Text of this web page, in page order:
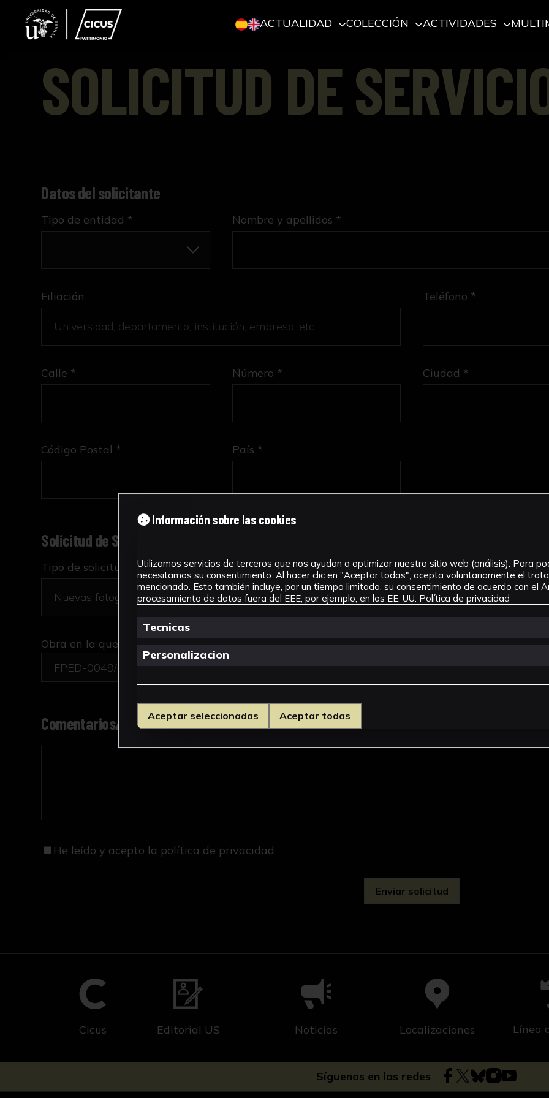
ACTUALIDAD COLECCIÓN ACTIVIDADES
SOLICITUD DE
Datos del solicitante
Tipo de entidad * Nombre y apellidos *
Filiación Teléfono *
Calle * Número * Ciudad *
Código Postal * País *
Solicitud de Servicio
Tipo de solicitud *
Obra en la que está interesado/a
FPED-0049/Pizarra
Comentarios/motivo de la solicitud *
He leído y acepto la política de privacidad
Cicus Editorial US Noticias Localizaciones Línea
Síguenos en las redes
Información sobre las cookies
Utilizamos servicios de terceros que nos ayudan a optimizar nuestro sitio web (análisis). Para
necesitamos su consentimiento. Al hacer clic en "Aceptar todas", acepta voluntariamente el
mencionado. Esto también incluye, por un tiempo limitado, su consentimiento de acuerdo con el
procesamiento de datos fuera del EEE, por ejemplo, en los EE. UU. Política de privacidad
Tecnicas
Personalizacion
Aceptar seleccionadas Aceptar todas